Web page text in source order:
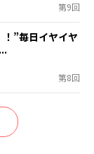
第9回
”毎日イヤイヤ
第8回